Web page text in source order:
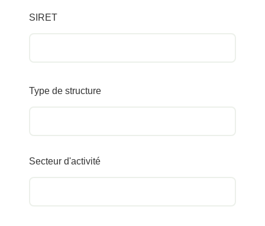
SIRET
Type de structure
Secteur d'activité